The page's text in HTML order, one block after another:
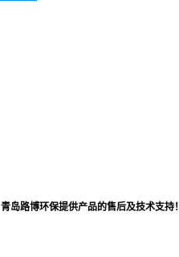
青岛路博环保提供产品的售后及技术支持！